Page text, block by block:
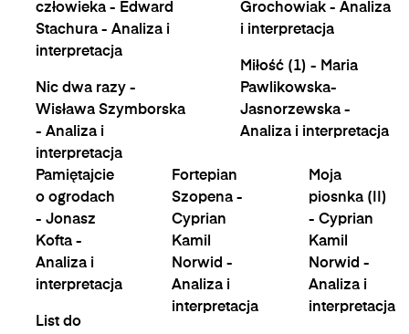
człowieka - Edward
Stachura - Analiza i
interpretacja
Nic dwa razy -
Wisława Szymborska
- Analiza i
interpretacja
Grochowiak - Analiza
i interpretacja
Miłość (1) - Maria
Pawlikowska-
Jasnorzewska -
Analiza i interpretacja
Pamiętajcie
o ogrodach
- Jonasz
Kofta -
Analiza i
interpretacja
List do
Fortepian
Szopena -
Cyprian
Kamil
Norwid -
Analiza i
interpretacja
Moja
piosnka (II)
- Cyprian
Kamil
Norwid -
Analiza i
interpretacja